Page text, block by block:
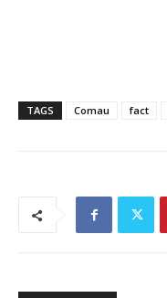
TAGS Comau fact